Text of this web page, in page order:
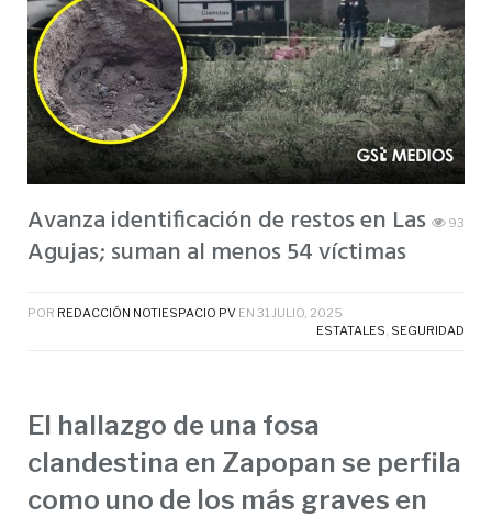
Avanza identificación de restos en Las
Agujas; suman al menos 54 víctimas
93
POR REDACCIÓN NOTIESPACIO PV EN 31 JULIO, 2025
ESTATALES, SEGURIDAD
El hallazgo de una fosa
clandestina en Zapopan se perfila
como uno de los más graves en